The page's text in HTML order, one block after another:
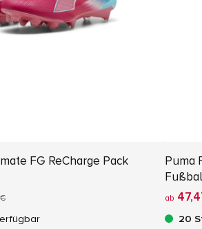
FG ReCharge Pack
Puma
ab
20